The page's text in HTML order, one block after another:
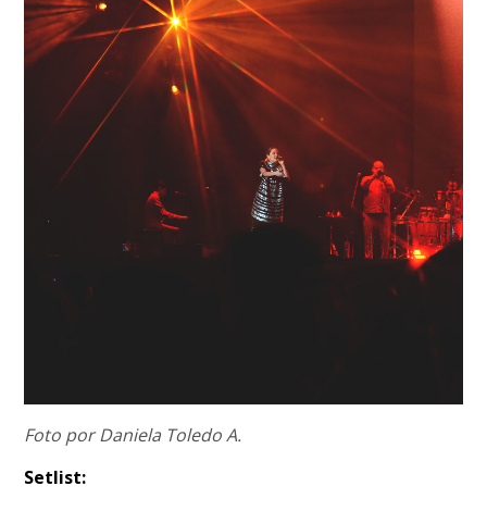
Foto por Daniela Toledo A.
Setlist: